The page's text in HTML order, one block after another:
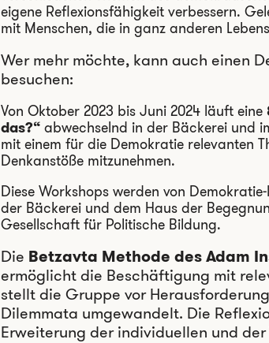
eigene Reflexionsfähigkeit verbessern.
mit Menschen, die in ganz anderen
Wer mehr möchte, kann auch einen
besuchen:
Von Oktober 2023 bis Juni 2024 läuft eine
das?“abwechselnd in der Bäckerei und
mit einem für die Demokratie relevanten
Denkanstöße mitzunehmen.
Diese Workshops werden von
der Bäckerei und dem Haus der
Gesellschaft für Politische Bildung.
Die Betzavta Methode des Adam
ermöglicht die Beschäftigung mit
stellt die Gruppe vor
Dilemmata umgewandelt. Die
Erweiterung der individuellen und der